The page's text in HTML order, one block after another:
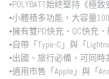
▪︎POLYBATT始終堅持《極
▪︎小體積多功能，大容量
▪︎擁有雙PD快充、QC快充
▪︎自帶「Type-C」與「
▪︎出國、旅行必備，可同時
▪︎適用市售「Apple」與「